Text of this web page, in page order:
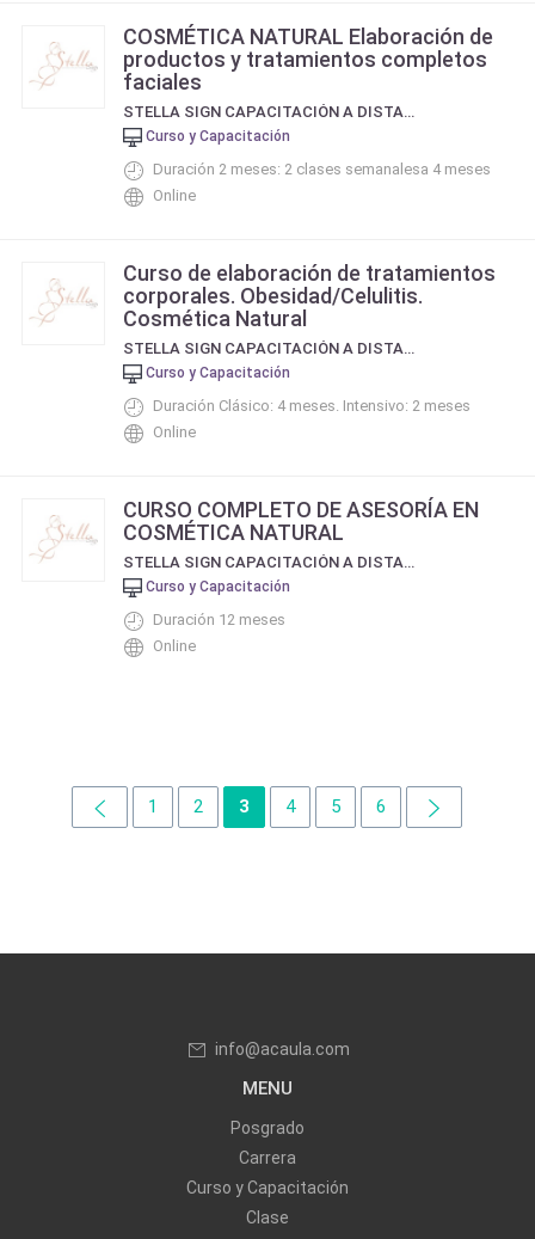
COSMÉTICA NATURAL Elaboración de
productos y tratamientos completos
faciales
STELLA SIGN CAPACITACIÓN A DISTANCIA
Curso y Capacitación
Duración 2 meses: 2 clases semanalesa 4 meses
Online
Curso de elaboración de tratamientos
corporales. Obesidad/Celulitis.
Cosmética Natural
STELLA SIGN CAPACITACIÓN A DISTANCIA
Curso y Capacitación
Duración Clásico: 4 meses. Intensivo: 2 meses
Online
CURSO COMPLETO DE ASESORÍA EN
COSMÉTICA NATURAL
STELLA SIGN CAPACITACIÓN A DISTANCIA
Curso y Capacitación
Duración 12 meses
Online
1 2 3 4 5 6
info@acaula.com
MENU
Posgrado
Carrera
Curso y Capacitación
Clase